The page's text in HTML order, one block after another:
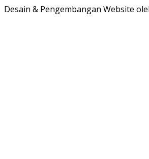
Desain & Pengembangan Website